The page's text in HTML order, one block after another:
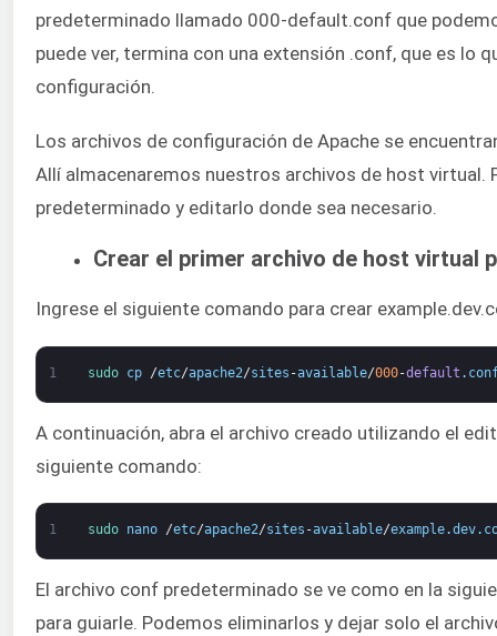
predeterminado llamado 000-default.conf que
puede ver, termina con una extensión .conf, que es lo
configuración.
Los archivos de configuración de Apache se
Allí almacenaremos nuestros archivos de host virtual.
predeterminado y editarlo donde sea necesario.
Crear el primer archivo de host virtual
Ingrese el siguiente comando para crear
1 sudo cp /etc/apache2/sites -available/000-default .
A continuación, abra el archivo creado utilizando el
siguiente comando:
1 sudo nano /etc/apache2/sites -available/example.dev.
El archivo conf predeterminado se ve como en la
para guiarle. Podemos eliminarlos y dejar solo el